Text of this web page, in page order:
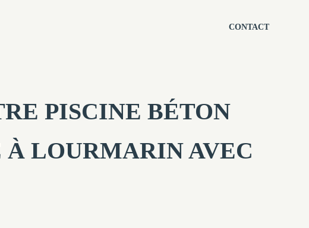
CONTACT
PISCINE BÉTON
LOURMARIN AVEC